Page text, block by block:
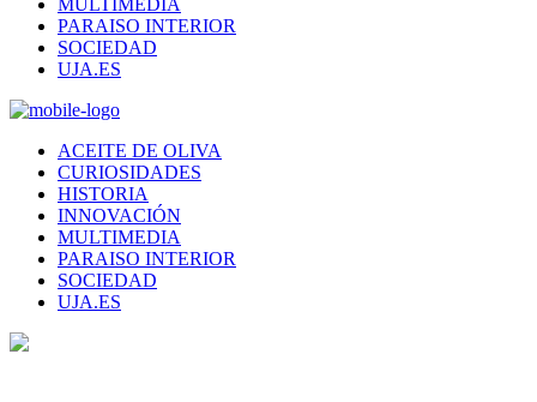
PARAISO INTERIOR
SOCIEDAD
UJA.ES
ACEITE DE OLIVA
CURIOSIDADES
HISTORIA
INNOVACIÓN
MULTIMEDIA
PARAISO INTERIOR
SOCIEDAD
UJA.ES